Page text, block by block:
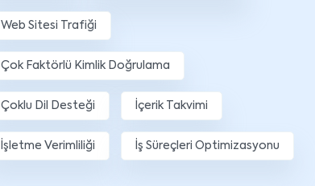
Web Sitesi Trafiği
Çok Faktörlü Kimlik Doğrulama
Çoklu Dil Desteği İçerik Takvimi
İşletme Verimliliği İş Süreçleri Optimizasyonu